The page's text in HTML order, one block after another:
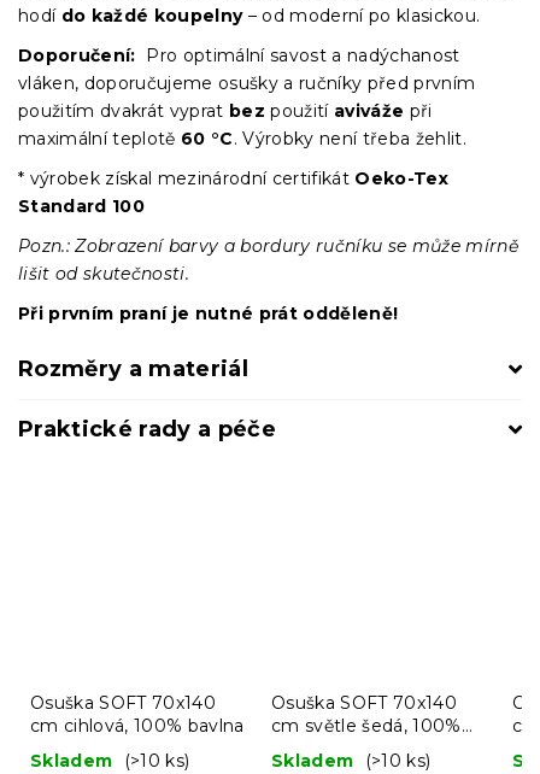
hodí do každé koupelny– od moderní po klasickou.
Doporučení: Pro optimální savost a nadýchanost
vláken, doporučujeme osušky a ručníky před prvním
použitím dvakrát vyprat bez použití aviváže při
maximální teplotě 60 °C. Výrobky není třeba žehlit.
* výrobek získal mezinárodní certifikát Oeko-Tex
Standard 100
Pozn.: Zobrazení barvy a bordury ručníku se může mírně
lišit od skutečnosti.
Při prvním praní je nutné prát odděleně!
Rozměry a materiál
Praktické rady a péče
Osuška SOFT 70x140
cm cihlová, 100% bavlna
Skladem
(>10 ks)
Osuška SOFT 70x140
cm světle šedá, 100%
bavlna
Skladem (>10 ks)